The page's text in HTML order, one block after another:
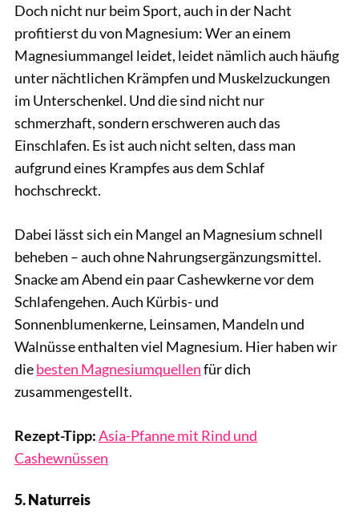
Doch nicht nur beim Sport, auch in der Nacht
profitierst du von Magnesium: Wer an einem
Magnesiummangel leidet, leidet nämlich auch häufig
unter nächtlichen Krämpfen und Muskelzuckungen
im Unterschenkel. Und die sind nicht nur
schmerzhaft, sondern erschweren auch das
Einschlafen. Es ist auch nicht selten, dass man
aufgrund eines Krampfes aus dem Schlaf
hochschreckt.
Dabei lässt sich ein Mangel an Magnesium schnell
beheben – auch ohne Nahrungsergänzungsmittel.
Snacke am Abend ein paar Cashewkerne vor dem
Schlafengehen. Auch Kürbis- und
Sonnenblumenkerne, Leinsamen, Mandeln und
Walnüsse enthalten viel Magnesium. Hier haben wir
diebesten Magnesiumquellenfür dich
zusammengestellt.
Rezept-Tipp:Asia-Pfanne mit Rind und
Cashewnüssen
5. Naturreis